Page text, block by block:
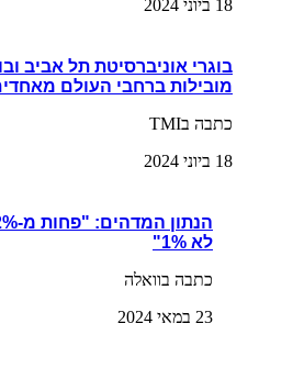
18 ביוני 2024
בוגרי אוניברסיטת תל אביב
מובילות ברחבי העולם
כתבה בTMI
18 ביוני 2024
לא 1%"
כתבה בוואלה
23 במאי 2024